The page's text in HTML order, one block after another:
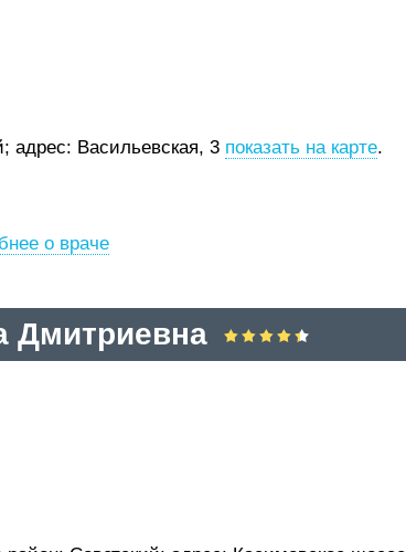
адрес: Васильевская, 3 показать на карте.
о враче
Дмитриевна